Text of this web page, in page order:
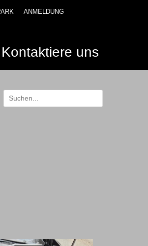
ANMELDUNG
Kontaktiere uns